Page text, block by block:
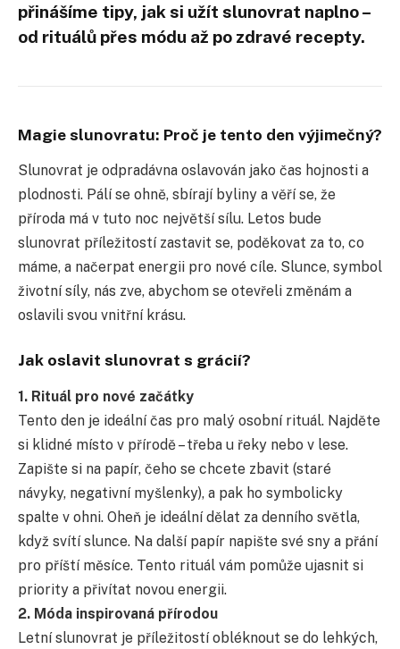
přinášíme tipy, jak si užít slunovrat naplno –
od rituálů přes módu až po zdravé recepty.
Magie slunovratu: Proč je tento den výjimečný?
Slunovrat je odpradávna oslavován jako čas hojnosti a
plodnosti. Pálí se ohně, sbírají byliny a věří se, že
příroda má v tuto noc největší sílu. Letos bude
slunovrat příležitostí zastavit se, poděkovat za to, co
máme, a načerpat energii pro nové cíle. Slunce, symbol
životní síly, nás zve, abychom se otevřeli změnám a
oslavili svou vnitřní krásu.
Jak oslavit slunovrat s grácií?
1. Rituál pro nové začátky
Tento den je ideální čas pro malý osobní rituál. Najděte
si klidné místo v přírodě – třeba u řeky nebo v lese.
Zapište si na papír, čeho se chcete zbavit (staré
návyky, negativní myšlenky), a pak ho symbolicky
spalte v ohni. Oheň je ideální dělat za denního světla,
když svítí slunce. Na další papír napište své sny a přání
pro příští měsíce. Tento rituál vám pomůže ujasnit si
priority a přivítat novou energii.
2. Móda inspirovaná přírodou
Letní slunovrat je příležitostí obléknout se do lehkých,